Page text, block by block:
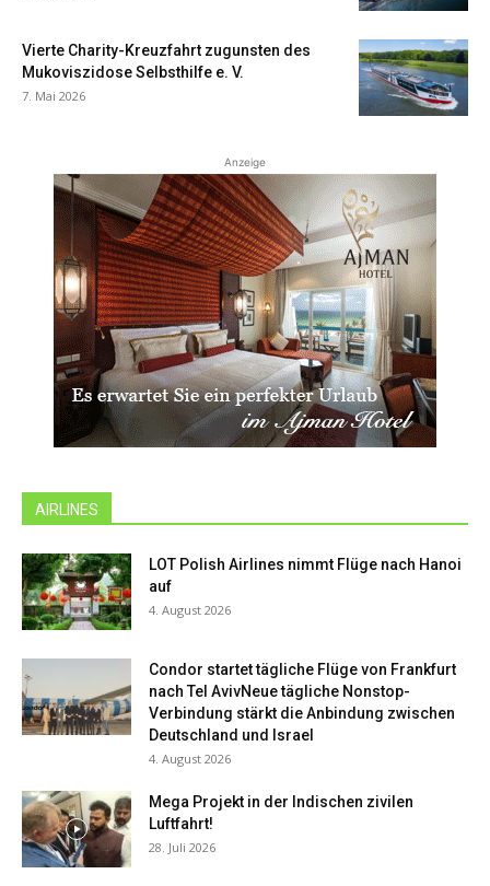
Vierte Charity-Kreuzfahrt zugunsten des
Mukoviszidose Selbsthilfe e. V.
7. Mai 2026
Anzeige
AIRLINES
LOT Polish Airlines nimmt Flüge nach Hanoi
auf
4. August 2026
Condor startet tägliche Flüge von Frankfurt
nach Tel AvivNeue tägliche Nonstop-
Verbindung stärkt die Anbindung zwischen
Deutschland und Israel
4. August 2026
Mega Projekt in der Indischen zivilen
Luftfahrt!
28. Juli 2026